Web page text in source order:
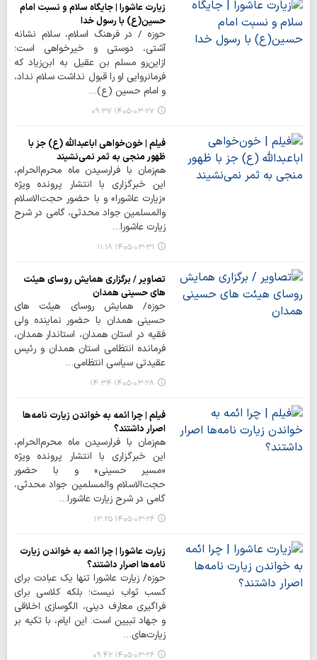
زیارت عاشورا | جایگاه سلام و نسبت امام
حسین(ع) با رسول خدا
حوزه / در فرهنگ اسلام، سلام نشانه
آشتی، دوستی و خیرخواهی است؛
ازاین‌رو مسلم بن عقیل به ابن‌زیاد که
فرمانروایی او را قبول نداشت سلام نداد،
و امام حسین (ع)…
۱۴۰۵-۰۳-۲۷ ۰۹:۳۷
فیلم | خون‌خواهی اباعبدالله (ع) جز با
ظهور منجی به ثمر نمی‌نشیند
هم‌زمان با فرارسیدن ماه محرم‌الحرام،
این خبرگزاری با انتشار پرونده ویژه
«زیارت عاشورا» و با حضور حجت‌الاسلام
والمسلمین جواد محدثی، گامی در شرح
زیارت عاشورا…
۱۴۰۵-۰۳-۳۱ ۱۱:۱۸
تصاویر / برگزاری همایش روسای هیئت
های حسینی همدان
حوزه/ همایش روسای هیئت های
حسینی همدان با حضور نماینده ولی
فقیه در استان همدان، استاندار همدان،
فرمانده انتظامی استان همدان و رئیس
عقیدتی سیاسی انتظامی…
۱۴۰۵-۰۳-۲۸ ۱۴:۳۴
فیلم | چرا ائمه به خواندن زیارت نامه‌ها
اصرار داشتند؟
هم‌زمان با فرارسیدن ماه محرم‌الحرام،
این خبرگزاری با انتشار پرونده ویژه
«مسیر حسینی» و با حضور
حجت‌الاسلام والمسلمین جواد محدثی،
گامی در شرح زیارت عاشورا…
۱۴۰۵-۰۳-۲۶ ۱۳:۲۵
زیارت عاشورا | چرا ائمه به خواندن زیارت
نامه‌ها اصرار داشتند؟
حوزه/ زیارت عاشورا تنها یک عبادت برای
کسب ثواب نیست؛ بلکه کلاسی برای
فراگیری معارف دینی، الگوسازی اخلاقی
و جهاد تبیین است. این ایام، با تکیه بر
زیارت‌های…
۱۴۰۵-۰۳-۲۶ ۰۹:۴۲